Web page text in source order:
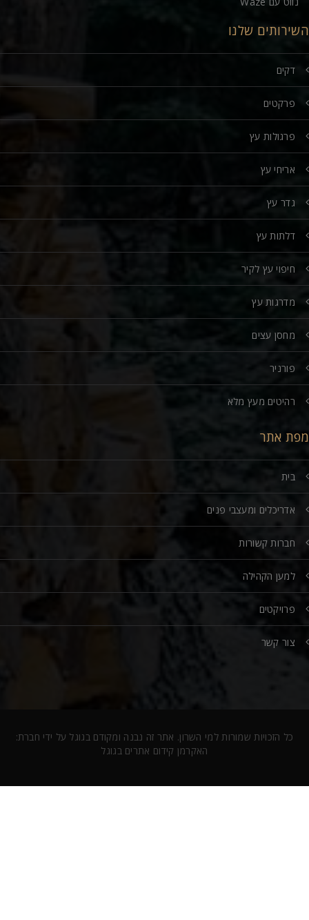
השירותים שלנו
דקים
פרקטים
פרגולות עץ
אריחי עץ
גדר עץ
דלתות עץ
חיפוי עץ לקיר
מדרגות עץ
מחסן עצים
פורניר
רהיטים מעץ מלא
מפת אתר
בית
אדריכלים ומעצבי פנים
חברות קשורות
למען הקהילה
פרויקטים
צור קשר
כל הזכויות שמורות למי השרון. אתר זה נבנה ומקודם בגוגל על ידי חברת:
האקרמן קידום אתרים בגוגל